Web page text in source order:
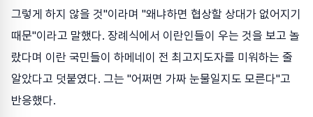
그렇게 하지 않을 것"이라며 "왜냐하면 협상할 상대가 없어지기
때문"이라고 말했다. 장례식에서 이란인들이 우는 것을 보고 놀
랐다며 이란 국민들이 하메네이 전 최고지도자를 미워하는 줄
알았다고 덧붙였다. 그는 "어쩌면 가짜 눈물일지도 모른다"고
반응했다.